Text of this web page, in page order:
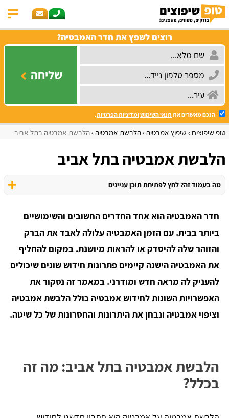
רוצים לשפץ את חדר האמבטיה?
שליחה
הנכם מאשרים את תנאי השימושומדיניות הפרטיות.
טופ שיפוצים שיפוץ אמבטיה הלבשת אמבטיה הלבשת אמבטיה בתל אביב
הלבשת אמבטיה בתל אביב
מה בעמוד זה? לחץ לפתיחת תוכן עניינים
חדר האמבטיה הוא אחד החדרים החשובים והשימושיים
ביותר בבית. עם הזמן האמבטיה עלולה לאבד את הברק
והזוהר שלה להיסדק או להראות מיושנת. במקום להחליף
את האמבטיה הישנה קיימים פתרונות חידוש שונים שיכולים
להעניק לה מראה חדש ומודרני. במאמר זה נסקור את
האפשרויות השונות לחידוש אמבטיה כולל הלבשת אמבטיה
וציפוי אמבטיה ונבחן את היתרונות והחסרונות של כל שיטה.
הלבשת אמבטיה בתל אביב: מה זה
בכלל?